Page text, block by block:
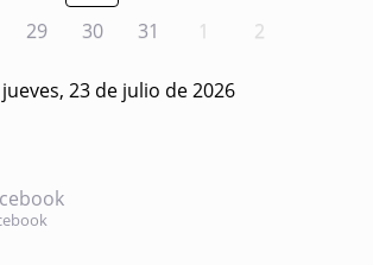
29 30 31 1 2
23 de julio de 2026